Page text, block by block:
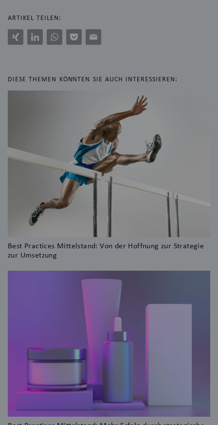
ARTIKEL TEILEN:
Xing LinkedInWhatsAppPocketE-
Mail
DIESE THEMEN KÖNNTEN SIE AUCH INTERESSIEREN:
Best Practices Mittelstand: Von der Hoffnung zur Strategie
zur Umsetzung